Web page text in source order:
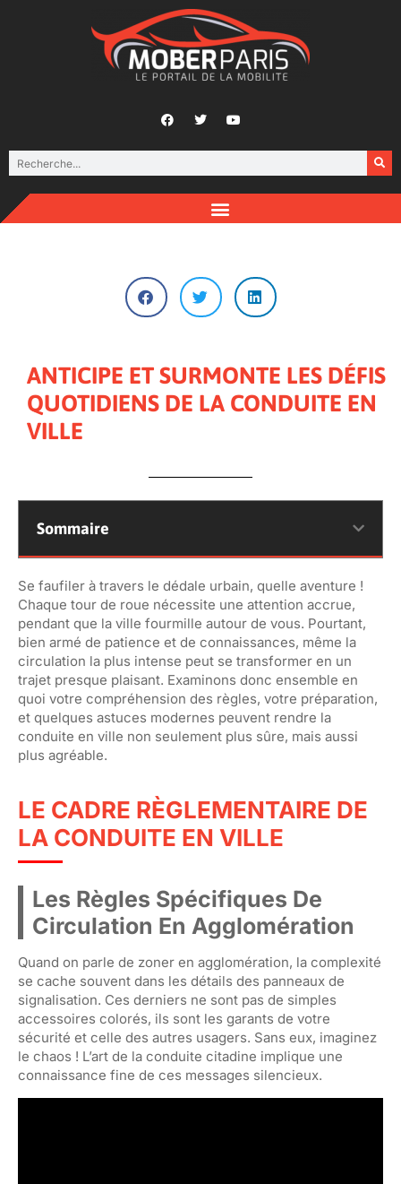
ANTICIPE ET SURMONTE LES DÉFIS
QUOTIDIENS DE LA CONDUITE EN
VILLE
Sommaire
Se faufiler à travers le dédale urbain, quelle aventure !
Chaque tour de roue nécessite une attention accrue,
pendant que la ville fourmille autour de vous. Pourtant,
bien armé de patience et de connaissances, même la
circulation la plus intense peut se transformer en un
trajet presque plaisant. Examinons donc ensemble en
quoi votre compréhension des règles, votre préparation,
et quelques astuces modernes peuvent rendre la
conduite en ville non seulement plus sûre, mais aussi
plus agréable.
LE CADRE RÈGLEMENTAIRE DE
LA CONDUITE EN VILLE
Les Règles Spécifiques De
Circulation En Agglomération
Quand on parle de zoner en agglomération, la complexité
se cache souvent dans les détails des panneaux de
signalisation. Ces derniers ne sont pas de simples
accessoires colorés, ils sont les garants de votre
sécurité et celle des autres usagers. Sans eux, imaginez
le chaos ! L’art de la conduite citadine implique une
connaissance fine de ces messages silencieux.